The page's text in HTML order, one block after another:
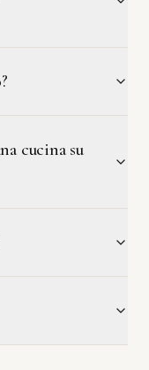
cucina su